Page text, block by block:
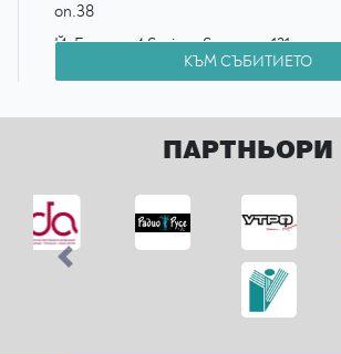
оп.38
Й. Брамс – 4 Serious Songs оп.121
Й. Брамс – Scherzo из F-A-E соната
КЪМ СЪБИТИЕТО
ПАРТНЬОРИ
Previous